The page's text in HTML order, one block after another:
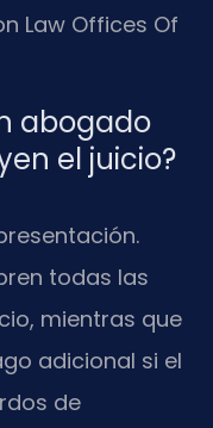
Law Offices Of
abogado
el juicio?
todas las
mientras que
adicional si el
de